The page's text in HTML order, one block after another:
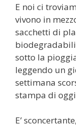
E noi ci
vivono in
sacchetti di
sotto la
leggendo un
settimana
stampa di
E’